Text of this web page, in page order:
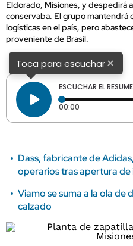
Eldorado, Misiones, y despedirá
conservaba. El grupo mantendrá
logísticas en el país, pero
proveniente de Brasil.
Toca para escuchar×
ESCUCHAR EL
00:00 Tiempo
Dass, fabricante de
operarios tras apertura
Viamo se suma a la ola de
calzado